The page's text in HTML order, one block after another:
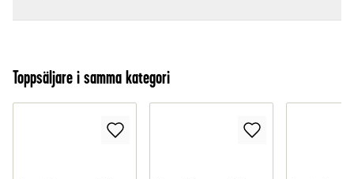
Toppsäljare i samma kategori